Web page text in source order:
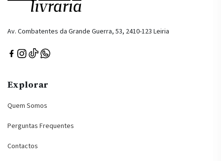
Av. Combatentes da Grande Guerra, 53, 2410-123 Leiria
Explorar
Quem Somos
Perguntas Frequentes
Contactos